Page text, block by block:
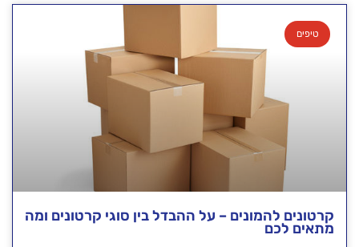
טיפים
קרטונים להמונים – על ההבדל בין סוגי קרטונים ומה
מתאים לכם